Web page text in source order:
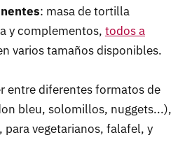
: masa de tortilla
y complementos, todos a
varios tamaños disponibles.
entre diferentes formatos de
bleu, solomillos, nuggets...),
para vegetarianos, falafel, y